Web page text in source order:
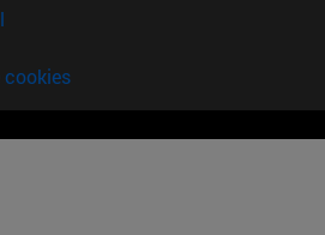
cookies